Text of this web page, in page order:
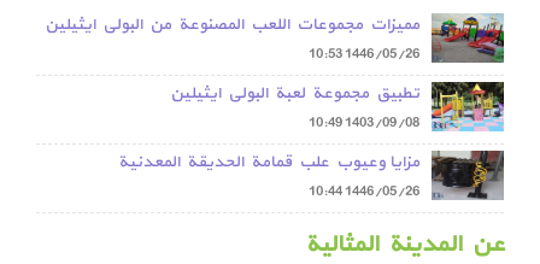
مميزات مجموعات اللعب المصنوعة من البولي ايثيلين
مقارنة بمجموعات اللعب المعدنية
1446/05/26
10:53
تطبيق مجموعة لعبة البولي ايثيلين
1403/09/08
10:49
مزايا وعيوب علب قمامة الحديقة المعدنية
1446/05/26
10:44
عن المدينة المثالية